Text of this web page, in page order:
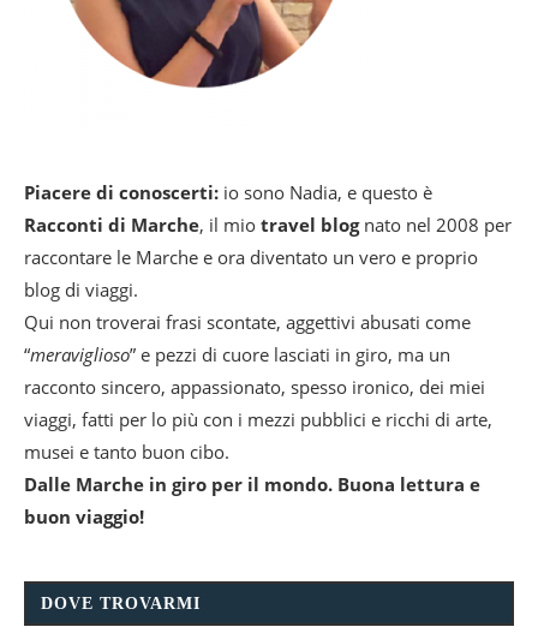
Piacere di conoscerti: io sono Nadia, e questo è
Racconti di Marche, il mio travel blognato nel 2008 per
raccontare le Marche e ora diventato un vero e proprio
blog di viaggi.
Qui non troverai frasi scontate, aggettivi abusati come
“meraviglioso” e pezzi di cuore lasciati in giro, ma un
racconto sincero, appassionato, spesso ironico, dei miei
viaggi, fatti per lo più con i mezzi pubblici e ricchi di arte,
musei e tanto buon cibo.
Dalle Marche in giro per il mondo. Buona lettura e
buon viaggio!
DOVE TROVARMI